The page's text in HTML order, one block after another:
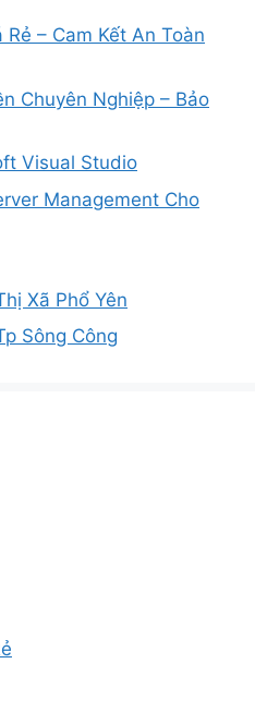
– Cam Kết An Toàn
Chuyên Nghiệp – Bảo
Visual Studio
Management Cho
Xã Phổ Yên
Sông Công